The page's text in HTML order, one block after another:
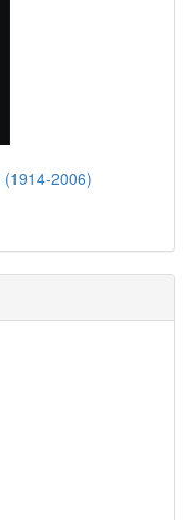
2006)